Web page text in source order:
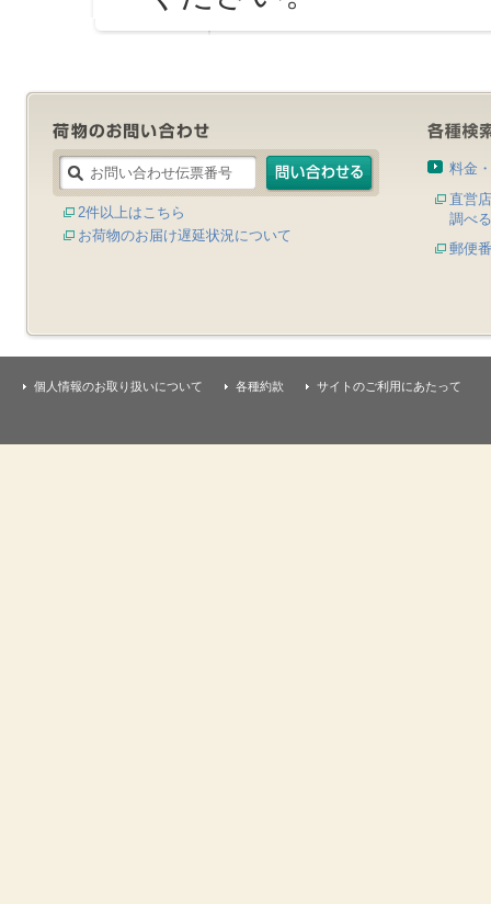
2件以上はこちら
お荷物のお届け遅延状況について
料金
直営
調べる
郵便
個人情報のお取り扱いについて 各種約款 サイトのご利用にあたって